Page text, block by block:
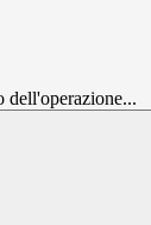
dell'operazione...